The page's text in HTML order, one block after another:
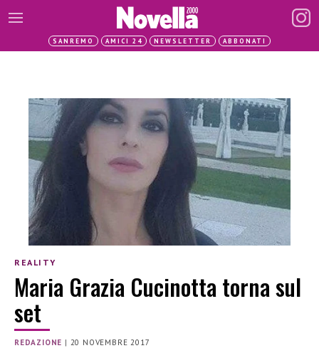
SANREMO AMICI 24 NEWSLETTER ABBONATI
REALITY
Maria Grazia Cucinotta torna sul
set
REDAZIONE | 20 NOVEMBRE 2017